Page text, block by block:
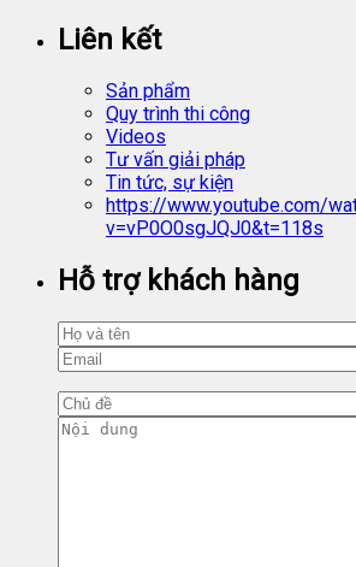
Liên kết
Sản phẩm
Quy trình thi công
Videos
Tư vấn giải pháp
Tin tức, sự kiện
https://www.youtube.com/
v=vP0O0sgJQJ0&t=118s
Hỗ trợ khách hàng